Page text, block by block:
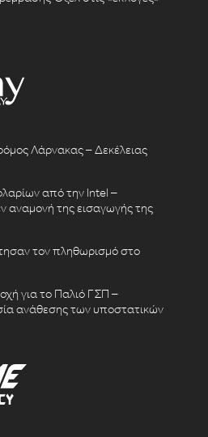
Λάρνακας – Δεκέλειας
από την Intel –
αναμονή της εισαγωγής της
τον πληθωρισμό στο
για το Παλιό ΓΣΠ –
ανάθεσης των υποστατικών